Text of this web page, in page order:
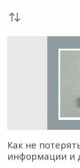
Как не
информации и